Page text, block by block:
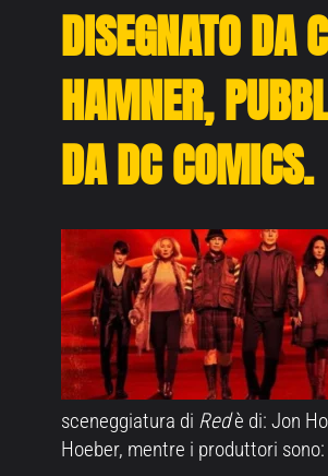
DISEGNATO DA
HAMNER,
DA DC COMICS.
sceneggiatura di Redè di: Jon
Hoeber, mentre i produttori sono: